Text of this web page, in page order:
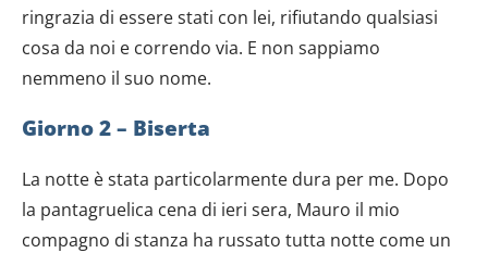
ringrazia di essere stati con lei, rifiutando qualsiasi
cosa da noi e correndo via. E non sappiamo
nemmeno il suo nome.
Giorno 2 – Biserta
La notte è stata particolarmente dura per me. Dopo
la pantagruelica cena di ieri sera, Mauro il mio
compagno di stanza ha russato tutta notte come un